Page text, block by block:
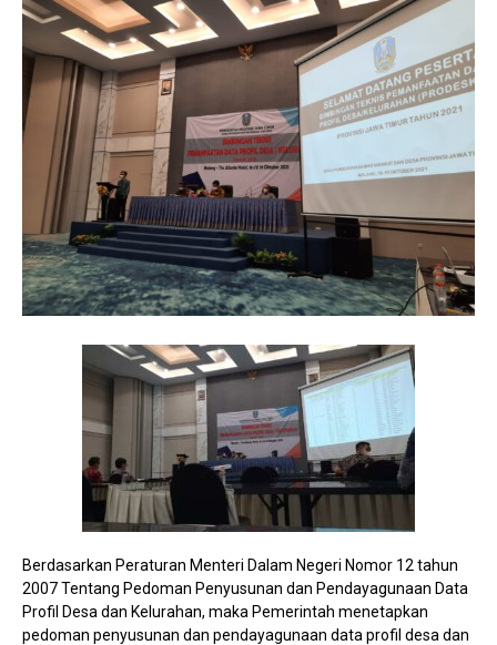
Berdasarkan Peraturan Menteri Dalam Negeri Nomor 12 tahun
2007 Tentang Pedoman Penyusunan dan Pendayagunaan Data
Profil Desa dan Kelurahan, maka Pemerintah menetapkan
pedoman penyusunan dan pendayagunaan data profil desa dan